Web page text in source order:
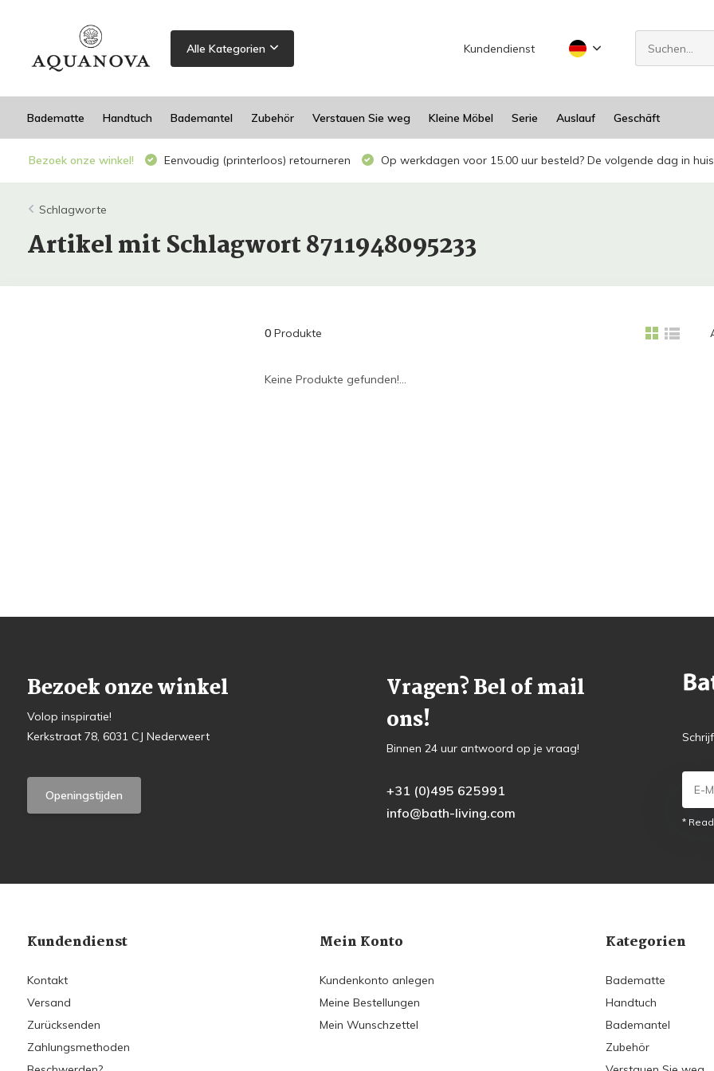
Alle Kategorien Kundendienst
Badematte Handtuch Bademantel Zubehör Verstauen Sie weg Kleine Möbel Serie Auslauf Geschäft
Bezoek onze winkel! Eenvoudig (printerloos) retourneren Op werkdagen voor 15.00 uur besteld? De volgende dag in
Schlagworte
Artikel mit Schlagwort 8711948095233
0Produkte
Keine Produkte gefunden!...
Bezoek onze winkel
Volop inspiratie!
Kerkstraat 78, 6031 CJ Nederweert
Openingstijden
Vragen? Bel of mail
ons!
Binnen 24 uur antwoord op je vraag!
+31 (0)495 625991
info@bath-living.com
*
Kundendienst
Kontakt
Versand
Zurücksenden
Zahlungsmethoden
Mein Konto
Kundenkonto anlegen
Meine Bestellungen
Mein Wunschzettel
Kategorien
Badematte
Handtuch
Bademantel
Zubehör